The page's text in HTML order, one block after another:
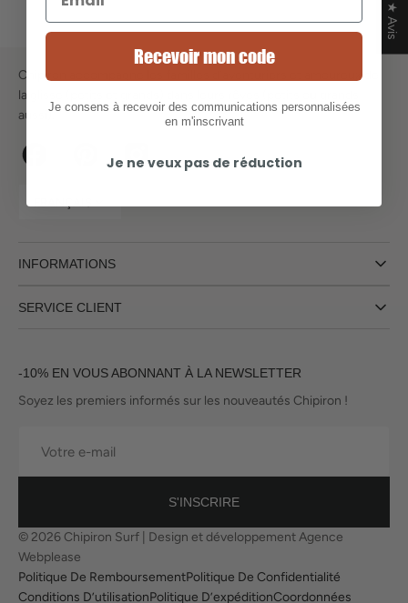
Chipiron accompagne les familles d’aventuriers et amoureux de
la glisse (petits et grands) dans leurs rêves (petits ou grands
aussi).
Facebook PinterestInstagram
INFORMATIONS
SERVICE CLIENT
-10% EN VOUS ABONNANT À LA NEWSLETTER
Soyez les premiers informés sur les nouveautés Chipiron !
mail
S'INSCRIRE
© 2026 Chipiron Surf
Design et développement Agence
Webplease
Politique De RemboursementPolitique De Confidentialité
Conditions D’utilisationPolitique D’expéditionCoordonnées
★ Avis
Recevoir mon code
Je consens à recevoir des communications personnalisées
en m'inscrivant
Je ne veux pas de réduction